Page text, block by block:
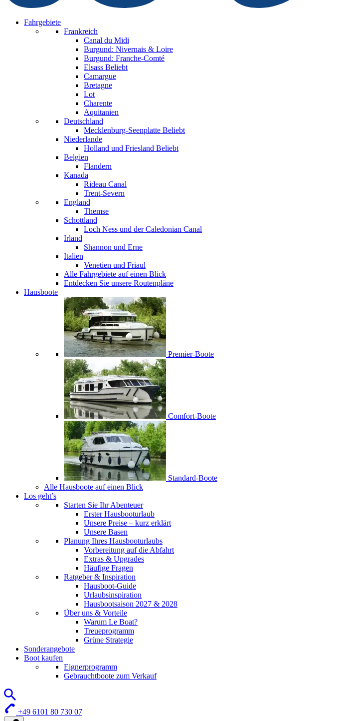
Fahrgebiete
Frankreich
Canal du Midi
Burgund: Nivernais & Loire
Burgund: Franche-Comté
Elsass Beliebt
Camargue
Bretagne
Lot
Charente
Aquitanien
Deutschland
Mecklenburg-Seenplatte Beliebt
Niederlande
Holland und Friesland Beliebt
Belgien
Flandern
Kanada
Rideau Canal
Trent-Severn
England
Themse
Schottland
Loch Ness und der Caledonian Canal
Irland
Shannon und Erne
Italien
Venetien und Friaul
Alle Fahrgebiete auf einen Blick
Entdecken Sie unsere Routenpläne
Hausboote
Premier-Boote
Comfort-Boote
Standard-Boote
Alle Hausboote auf einen Blick
Los geht’s
Starten Sie Ihr Abenteuer
Erster Hausbooturlaub
Unsere Preise – kurz erklärt
Unsere Basen
Planung Ihres Hausbooturlaubs
Vorbereitung auf die Abfahrt
Extras & Upgrades
Häufige Fragen
Ratgeber & Inspiration
Hausboot-Guide
Urlaubsinspiration
Hausbootsaison 2027 & 2028
Über uns & Vorteile
Warum Le Boat?
Treueprogramm
Grüne Strategie
Sonderangebote
Boot kaufen
Eignerprogramm
Gebrauchtboote zum Verkauf
+49 6101 80 730 07